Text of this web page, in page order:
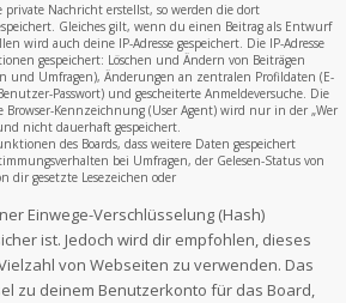
Nachricht erstellst, so werden die dort
Gleiches gilt, wenn du einen Beitrag als Entwurf
wird auch deine IP-Adresse gespeichert. Die IP-Adresse
gespeichert: Löschen und Ändern von Beiträgen
und Umfragen), Änderungen an zentralen Profildaten (E-
Passwort) und gescheiterte Anmeldeversuche. Die
Kennzeichnung (User Agent) wird nur in der „Wer
nicht dauerhaft gespeichert.
des Boards, dass weitere Daten gespeichert
bei Umfragen, der Gelesen-Status von
dir gesetzte Lesezeichen oder
Einwege-Verschlüsselung (Hash)
ist. Jedoch wird dir empfohlen, dieses
von Webseiten zu verwenden. Das
zu deinem Benutzerkonto für das Board,